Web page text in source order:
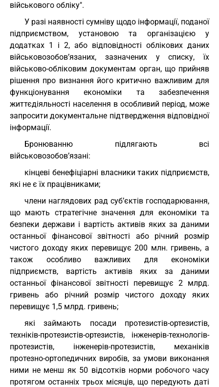
військового обліку".
У разі наявності сумніву щодо інформації, поданої
підприємством, установою та організацією у
додатках 1 і 2, або відповідності облікових даних
військовозобов’язаних, зазначених у списку, їх
військово-обліковим документам орган, що прийняв
рішення про визнання його критично важливим для
функціонування економіки та забезпечення
життєдіяльності населення в особливий період, може
запросити документальне підтвердження відповідної
інформації.
Бронюванню підлягають всі
військовозобов’язані:
кінцеві бенефіціарні власники таких підприємств,
які не є їх працівниками;
члени наглядових рад суб’єктів господарювання,
що мають стратегічне значення для економіки та
безпеки держави і вартість активів яких за даними
останньої фінансової звітності або річний розмір
чистого доходу яких перевищує 200 млн. гривень, а
також особливо важливих для економіки
підприємств, вартість активів яких за даними
останньої фінансової звітності перевищує 2 млрд.
гривень або річний розмір чистого доходу яких
перевищує 1,5 млрд. гривень;
які займають посади протезистів-ортезистів,
техніків-протезистів-ортезистів, інженерів-технологів-
протезистів, інженерів-протезистів, механіків
протезно-ортопедичних виробів, за умови виконання
ними не менш як 50 відсотків норми робочого часу
протягом останніх трьох місяців, що передують даті